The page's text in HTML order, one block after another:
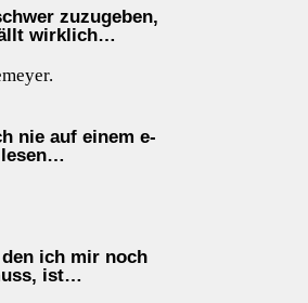
zuzugeben,
wirklich…
nie auf einem e-
lesen…
ich mir noch
ist…